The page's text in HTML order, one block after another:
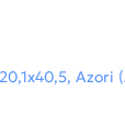
Azori